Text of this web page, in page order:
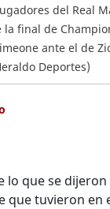
del Real
la final de
ante el de
Deportes)
lo que se dijeron
que tuvieron en